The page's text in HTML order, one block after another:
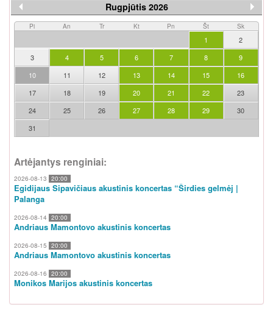
Rugpjūtis 2026
Pi An Tr Kt Pn Št Sk
1
2
3
4 5 6 7 8
9
10
11 12 13 14 15
16
17
18 19 20 21 22
23
24
25 26 27 28 29
30
31
Artėjantys renginiai:
2026-08-13 20:00
Egidijaus Sipavičiaus akustinis koncertas “Širdies gelmėj |
Palanga
2026-08-14 20:00
Andriaus Mamontovo akustinis koncertas
2026-08-15 20:00
Andriaus Mamontovo akustinis koncertas
2026-08-16 20:00
Monikos Marijos akustinis koncertas